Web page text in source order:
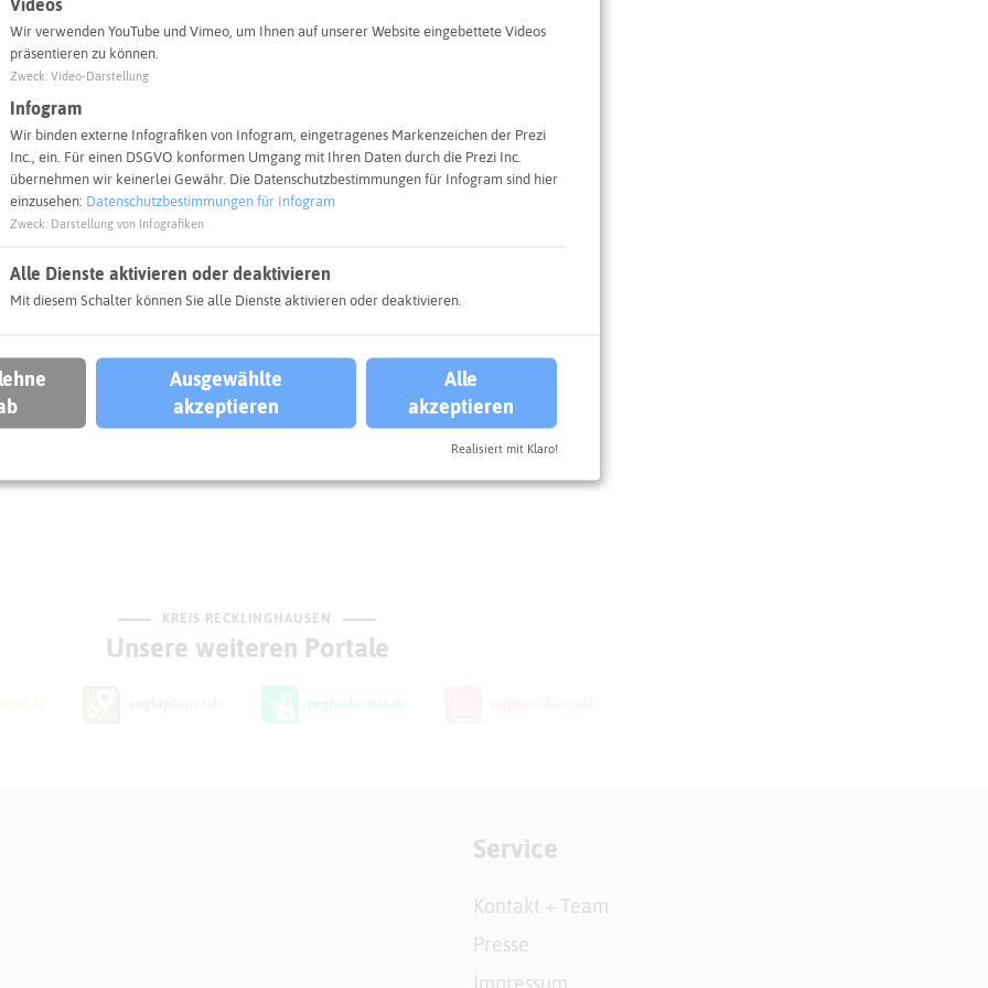
eine Fauna, die staunen lässt: Die Stadt Marl hat 2019
und -gärtner prämiert, die ihren Vorgarten besonders
gestaltet haben. Bewertet wurden die Gärten nach drei
und Kreativität / Wirkung auf das Stadtbild.
ein
Klimaschutz
Marl
KREIS RECKLINGHAUSEN
Unsere weiteren Portale
Service
Kontakt + Team
Presse
Impressum
Videos
Wir verwenden YouTube und Vimeo, um Ihnen auf unserer Website eingebettete Videos
präsentieren zu können.
Zweck: Video-Darstellung
Infogram
Wir binden externe Infografiken von Infogram, eingetragenes Markenzeichen der Prezi
Inc., ein. Für einen DSGVO konformen Umgang mit Ihren Daten durch die Prezi Inc.
übernehmen wir keinerlei Gewähr. Die Datenschutzbestimmungen für Infogram sind hier
einzusehen: Datenschutzbestimmungen für Infogram
Zweck: Darstellung von Infografiken
Alle Dienste aktivieren oder deaktivieren
Mit diesem Schalter können Sie alle Dienste aktivieren oder deaktivieren.
Ausgewählte
akzeptieren
Alle
akzeptieren
Realisiert mit Klaro!